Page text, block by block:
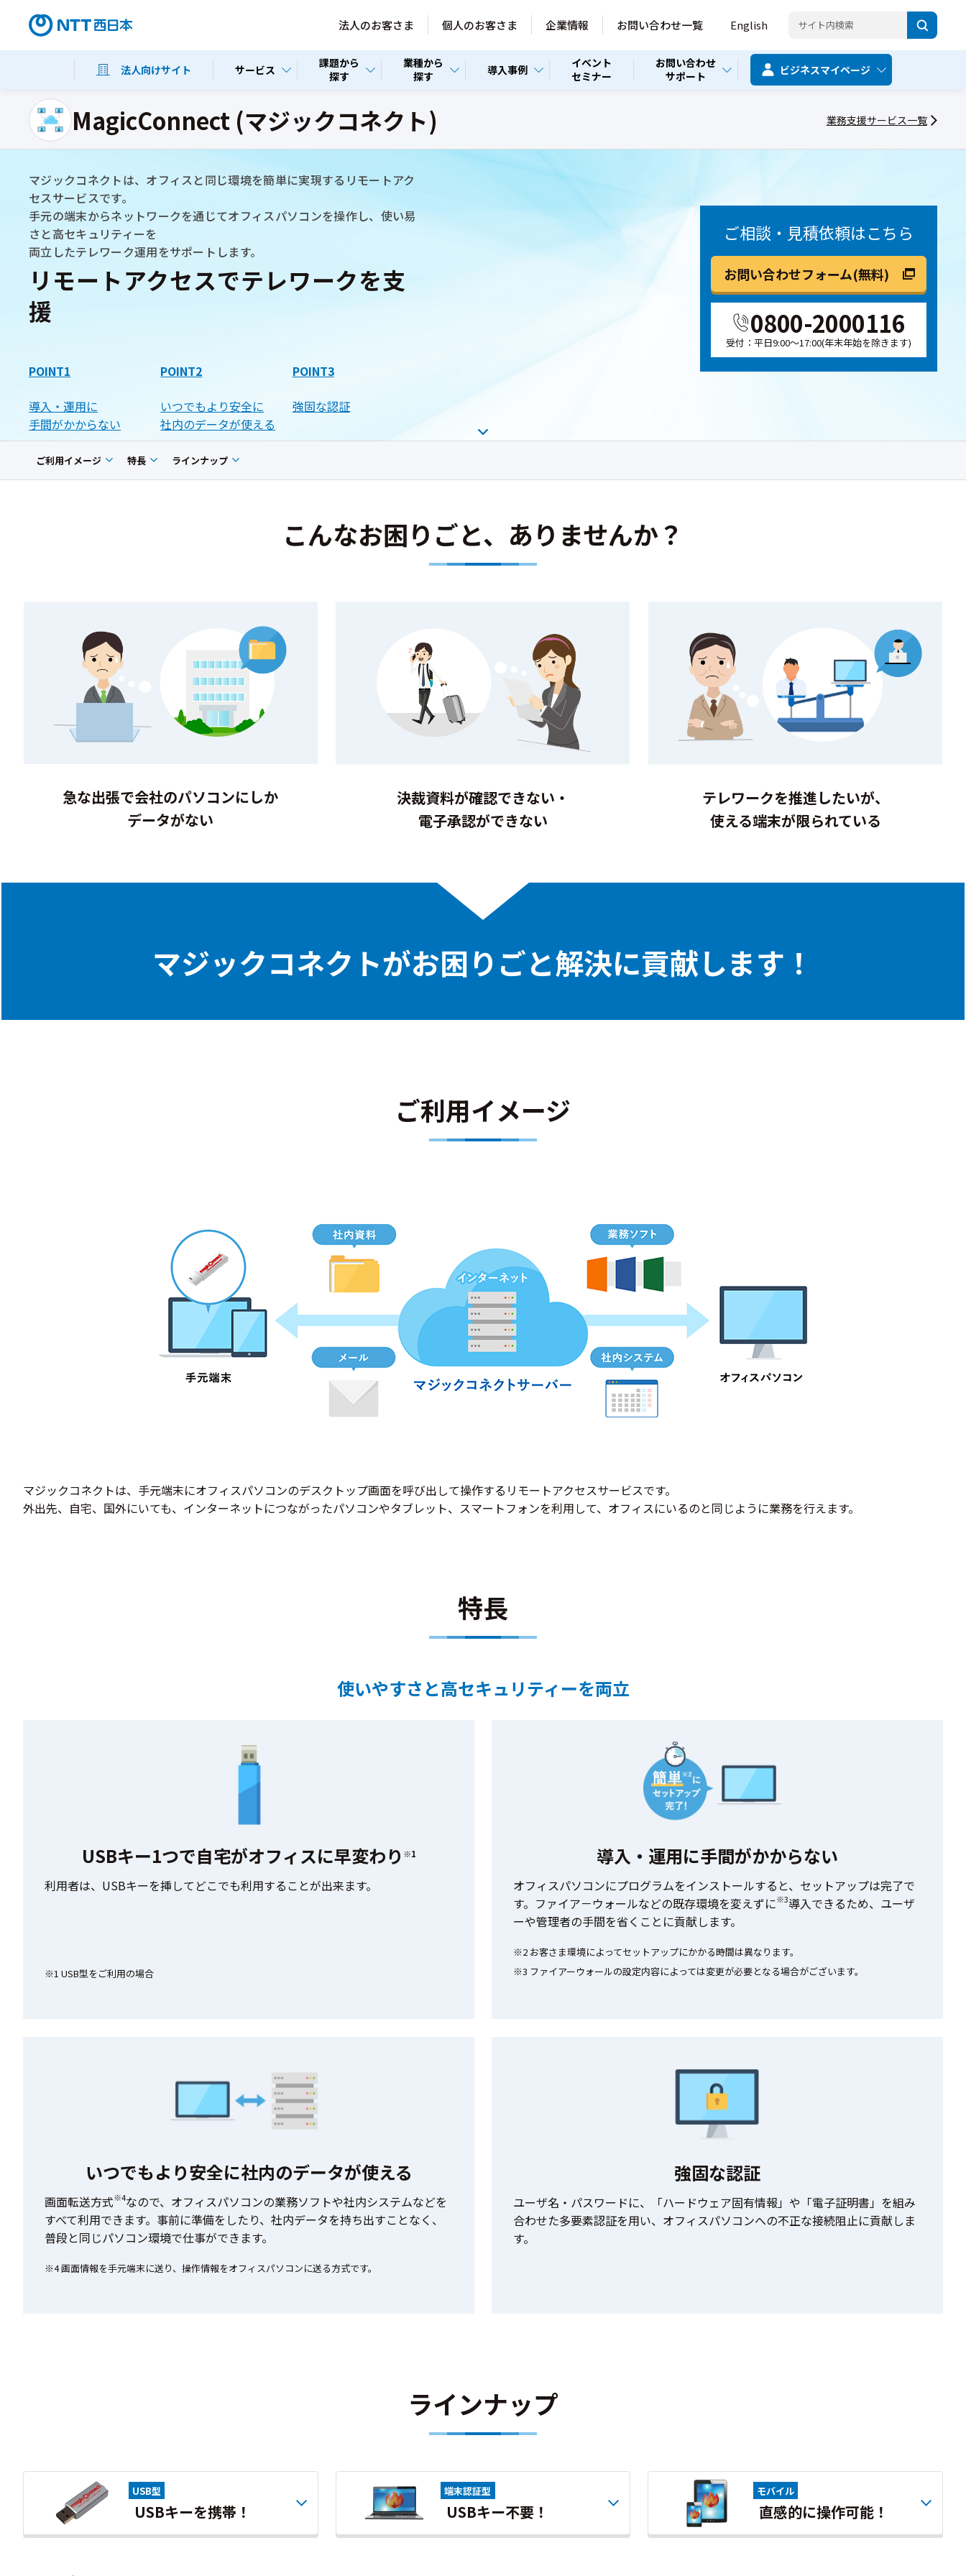
法人のお客さま 個人のお客さま 企業情報 お問い合わせ一覧 English
法人向けサイト サービス
課題から
探す
業種から
探す
導入事例
イベント
セミナー
お問い合わせ
サポート
ビジネスマイページ
MagicConnect (マジックコネクト) 業務支援サービス一覧
マジックコネクトは、オフィスと同じ環境を簡単に実現するリモートアク
セスサービスです。
手元の端末からネットワークを通じてオフィスパソコンを操作し、使い易
さと高セキュリティーを
両立したテレワーク運用をサポートします。
リモートアクセスでテレワークを支
援
POINT1
導入・運用に
手間がかからない
POINT2
いつでもより安全に
社内のデータが使える
POINT3
強固な認証
ご相談・見積依頼はこちら
お問い合わせフォーム(無料)
0800-2000116
受付：平日9:00～17:00(年末年始を除きます)
ご利用イメージ 特長 ラインナップ
こんなお困りごと、 ありませんか？
急な出張で会社のパソコンにしか
データがない
決裁資料が確認できない・
電子承認ができない
テレワークを推進したいが、
使える端末が限られている
マジックコネクトがお困りごと解決に貢献します！
ご利用イメージ
マジックコネクトは、手元端末にオフィスパソコンのデスクトップ画面を呼び出して操作するリモートアクセスサービスです。
外出先、自宅、国外にいても、インターネットにつながったパソコンやタブレット、スマートフォンを利用して、オフィスにいるのと同じように業務を行えます。
特長
使いやすさと高セキュリティーを両立
USBキー1つで自宅がオフィスに早変わり ※1
利用者は、USBキーを挿してどこでも利用することが出来ます。
※1 USB型をご利用の場合
導入・運用に手間がかからない
オフィスパソコンにプログラムをインストールすると、セットアップは完了で
す。ファイア－ウォールなどの既存環境を変えずに※3導入できるため、ユーザ
ーや管理者の手間を省くことに貢献します。
※2 お客さま環境によってセットアップにかかる時間は異なります。
※3 ファイアーウォールの設定内容によっては変更が必要となる場合がございます。
いつでもより安全に社内のデータが使える
画面転送方式※4なので、オフィスパソコンの業務ソフトや社内システムなどを
すべて利用できます。事前に準備をしたり、社内データを持ち出すことなく、
普段と同じパソコン環境で仕事ができます。
※4 画面情報を手元端末に送り、操作情報をオフィスパソコンに送る方式です。
強固な認証
ユーザ名・パスワードに、「ハードウェア固有情報」や「電子証明書」を組み
合わせた多要素認証を用い、オフィスパソコンへの不正な接続阻止に貢献しま
す。
ラインナップ
USB型
USBキーを携帯！
端末認証型
USBキー不要！
モバイル
直感的に操作可能！